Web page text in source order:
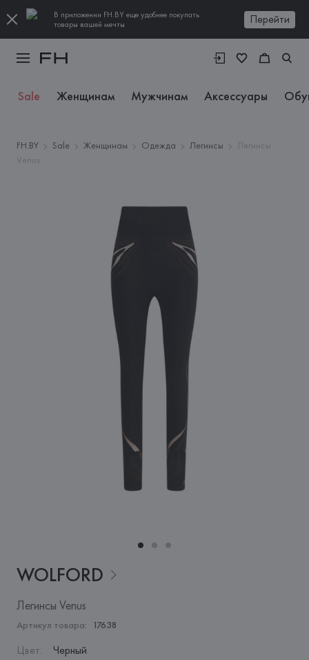
В приложении FH.BY еще удобнее покупать
товары вашей мечты
Перейти
Sale Женщинам Мужчинам Аксессуары
FH.BY Sale Женщинам Одежда Легинсы
Легинсы
Venus
WOLFORD
Легинсы Venus
Артикул товара: 17638
Цвет: Черный